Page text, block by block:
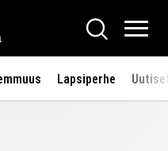
Hae
Lapsiperhe